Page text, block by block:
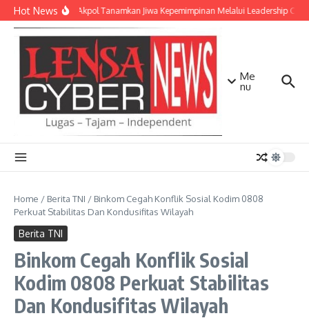
Lewati ke konten
Hot NewsTaruna Akpol Tanamkan Jiwa Kepemimpinan Melalui Leadership
Me
nu
Home / Berita TNI / Binkom Cegah Konflik Sosial Kodim 0808
Perkuat Stabilitas Dan Kondusifitas Wilayah
Berita TNI
Binkom Cegah Konflik Sosial
Kodim 0808 Perkuat Stabilitas
Dan Kondusifitas Wilayah